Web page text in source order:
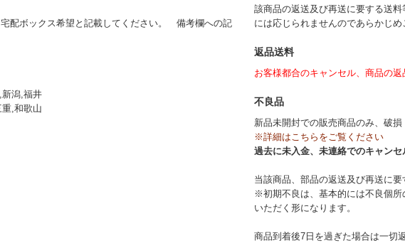
ボックス希望と記載してください。 備考欄への記
潟,福井
,和歌山
該商品の返送及び再送に要する送
には応じられませんのであらかじめ
返品送料
お客様都合のキャンセル、商品の返
不良品
新品未開封での販売商品のみ、破損
※詳細はこちらをご覧ください
過去に未入金、未連絡でのキャン
当該商品、部品の返送及び再送に
※初期不良は、基本的には不良個
いただく形になります。
商品到着後7日を過ぎた場合は一切